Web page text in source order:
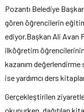
Pozantı Belediye
gören öğrencilerin
ediyor.Başkan Ali Avan
ilköğretim
kazanım değerlendirme
ise yardımcı ders
Gerçekleştirilen
okunurken, dağıtılan